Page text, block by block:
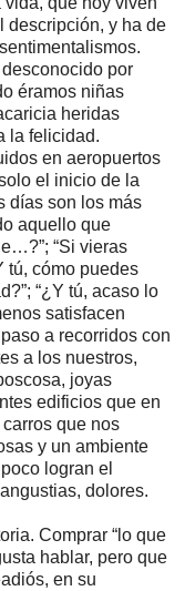
descripción, y ha de
por
éramos niñas
heridas
la felicidad.
en aeropuertos
el inicio de la
días son los más
aquello que
“Si vieras
tú, cómo puedes
“¿Y tú, acaso lo
satisfacen
a recorridos con
a los nuestros,
joyas
edificios que en
que nos
y un ambiente
logran el
dolores.
Comprar “lo que
hablar, pero que
en su